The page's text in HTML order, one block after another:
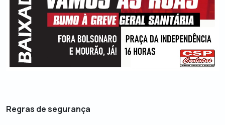
Regras de segurança